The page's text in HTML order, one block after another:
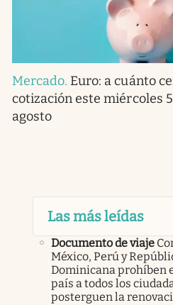
Mercado. Euro: a cuánto
cotización este miércoles
agosto
Las más leídas
Documento de viaje
México, Perú y
Dominicana prohíben
país a todos los
posterguen la